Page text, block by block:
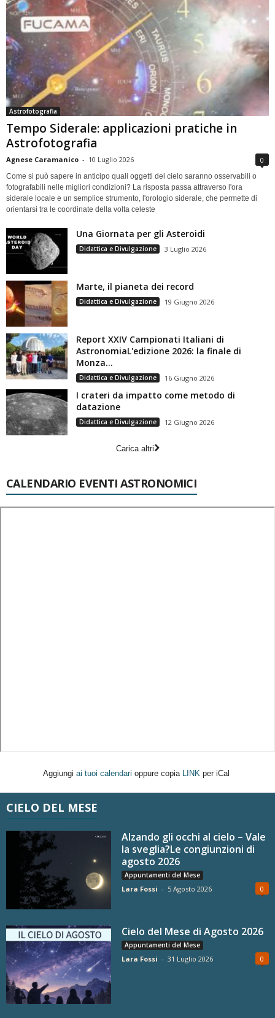
Astrofotografia
Tempo Siderale: applicazioni pratiche in
Astrofotografia
Agnese Caramanico - 10 Luglio 2026 0
Come si può sapere in anticipo quali oggetti del cielo saranno osservabili o
fotografabili nelle migliori condizioni? La risposta passa attraverso l'ora
siderale locale e un semplice strumento, l'orologio siderale, che permette di
orientarsi tra le coordinate della volta celeste
Una Giornata per gli Asteroidi
Didattica e Divulgazione 3 Luglio 2026
Marte, il pianeta dei record
Didattica e Divulgazione 19 Giugno 2026
Report XXIV Campionati Italiani di
AstronomiaL'edizione 2026: la finale di
Monza...
Didattica e Divulgazione 16 Giugno 2026
I crateri da impatto come metodo di
datazione
Didattica e Divulgazione 12 Giugno 2026
Carica altri
CALENDARIO EVENTI ASTRONOMICI
Aggiungi ai tuoi calendari oppure copia LINK per iCal
CIELO DEL MESE
Alzando gli occhi al cielo – Vale
la sveglia?Le congiunzioni di
agosto 2026
Appuntamenti del Mese
Lara Fossi - 5 Agosto 2026 0
Cielo del Mese di Agosto 2026
Appuntamenti del Mese
Lara Fossi - 31 Luglio 2026 0